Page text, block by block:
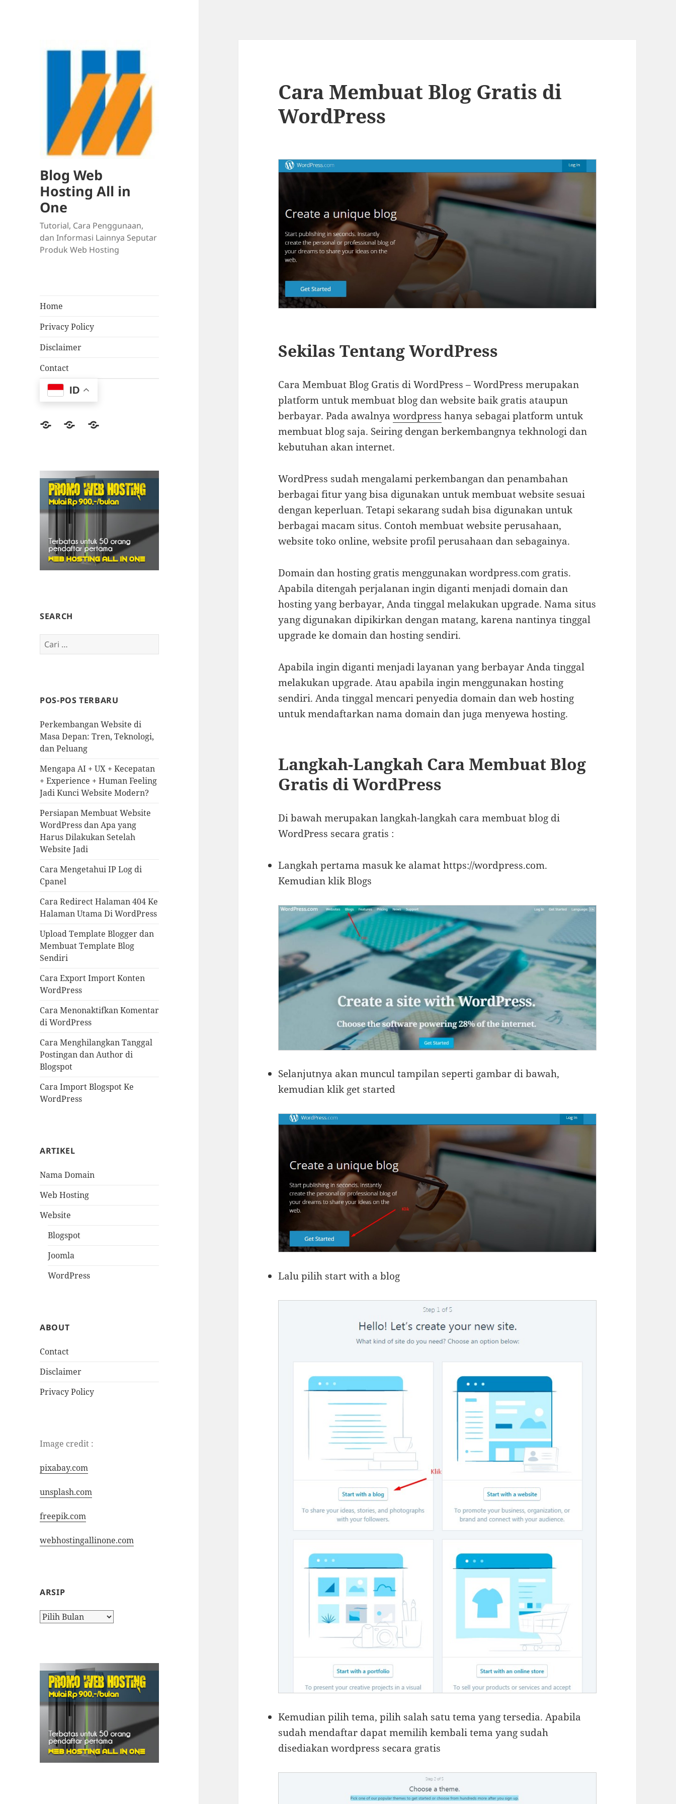
Blog Web
Hosting All in
One
Tutorial, Cara Penggunaan,
dan Informasi Lainnya Seputar
Produk Web Hosting
Home
Privacy Policy
Disclaimer
Contact
ID
FacebookTwitterEmail
SEARCH
Cari
untuk:
POS-POS TERBARU
Perkembangan Website di
Masa Depan: Tren, Teknologi,
dan Peluang
Mengapa AI + UX + Kecepatan
+ Experience + Human Feeling
Jadi Kunci Website Modern?
Persiapan Membuat Website
WordPress dan Apa yang
Harus Dilakukan Setelah
Website Jadi
Cara Mengetahui IP Log di
Cpanel
Cara Redirect Halaman 404 Ke
Halaman Utama Di WordPress
Upload Template Blogger dan
Membuat Template Blog
Sendiri
Cara Export Import Konten
WordPress
Cara Menonaktifkan Komentar
di WordPress
Cara Menghilangkan Tanggal
Postingan dan Author di
Blogspot
Cara Import Blogspot Ke
WordPress
ARTIKEL
Nama Domain
Web Hosting
Website
Blogspot
Joomla
WordPress
ABOUT
Contact
Disclaimer
Privacy Policy
Image credit :
pixabay.com
unsplash.com
freepik.com
webhostingallinone.com
ARSIP
Arsip
Cara Membuat Blog Gratis di
WordPress
Sekilas Tentang WordPress
Cara Membuat Blog Gratis di WordPress – WordPress merupakan
platform untuk membuat blog dan website baik gratis ataupun
berbayar. Pada awalnyawordpress hanya sebagai platform untuk
membuat blog saja. Seiring dengan berkembangnya tekhnologi dan
kebutuhan akan internet.
WordPress sudah mengalami perkembangan dan penambahan
berbagai fitur yang bisa digunakan untuk membuat website sesuai
dengan keperluan. Tetapi sekarang sudah bisa digunakan untuk
berbagai macam situs. Contoh membuat website perusahaan,
website toko online, website profil perusahaan dan sebagainya.
Domain dan hosting gratis menggunakan wordpress.com gratis.
Apabila ditengah perjalanan ingin diganti menjadi domain dan
hosting yang berbayar, Anda tinggal melakukan upgrade. Nama situs
yang digunakan dipikirkan dengan matang, karena nantinya tinggal
upgrade ke domain dan hosting sendiri.
Apabila ingin diganti menjadi layanan yang berbayar Anda tinggal
melakukan upgrade. Atau apabila ingin menggunakan hosting
sendiri. Anda tinggal mencari penyedia domain dan web hosting
untuk mendaftarkan nama domain dan juga menyewa hosting.
Langkah-Langkah Cara Membuat Blog
Gratis di WordPress
Di bawah merupakan langkah-langkah cara membuat blog di
WordPress secara gratis :
Langkah pertama masuk ke alamat https://wordpress.com.
Kemudian klik Blogs
Selanjutnya akan muncul tampilan seperti gambar di bawah,
kemudian klik get started
Lalu pilih start with a blog
Kemudian pilih tema, pilih salah satu tema yang tersedia. Apabila
sudah mendaftar dapat memilih kembali tema yang sudah
disediakan wordpress secara gratis